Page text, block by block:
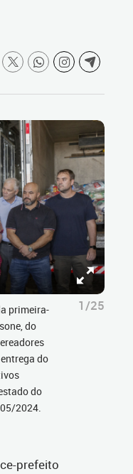
primeira-
do
do
do
2024.
1/25
prefeito